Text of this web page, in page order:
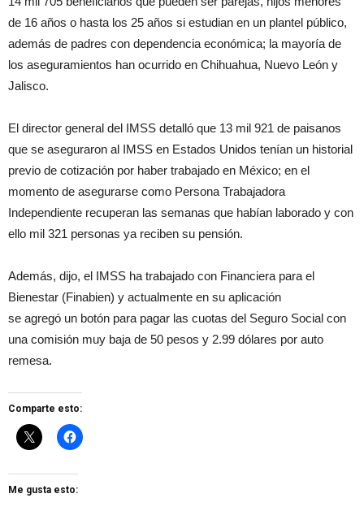
de 16 años o hasta los 25 años si estudian en un plantel público,
además de padres con dependencia económica; la mayoría de
los aseguramientos han ocurrido en Chihuahua, Nuevo León y
Jalisco.
El director general del IMSS detalló que 13 mil 921 de paisanos
que se aseguraron al IMSS en Estados Unidos tenían un historial
previo de cotización por haber trabajado en México; en el
momento de asegurarse como Persona Trabajadora
Independiente recuperan las semanas que habían laborado y con
ello mil 321 personas ya reciben su pensión.
Además, dijo, el IMSS ha trabajado con Financiera para el
Bienestar (Finabien) y actualmente en su aplicación
se agregó un botón para pagar las cuotas del Seguro Social con
una comisión muy baja de 50 pesos y 2.99 dólares por auto
remesa.
Comparte esto:
Me gusta esto: